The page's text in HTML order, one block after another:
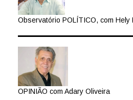
Observatório POLÍTICO, com Hely
OPINIÃO com Adary Oliveira